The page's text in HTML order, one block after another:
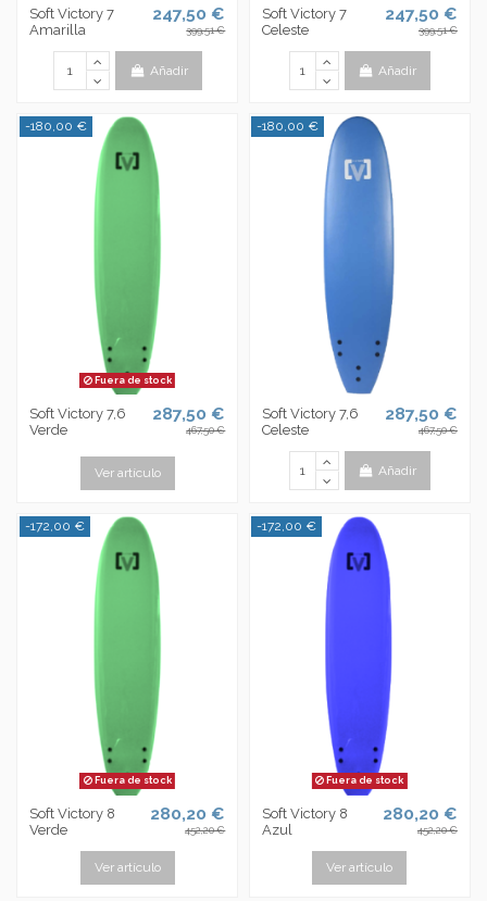
Soft Victory 7
Amarilla
247,50 €
399,51 €
Añadir
Soft Victory 7
Celeste
247,50 €
399,51 €
Añadir
-180,00 €
Fuera de stock
Soft Victory 7,6
Verde
287,50 €
467,50 €
Ver artículo
-180,00 €
Soft Victory 7,6
Celeste
287,50 €
467,50 €
Añadir
-172,00 €
Fuera de stock
Soft Victory 8
Verde
280,20 €
452,20 €
Ver artículo
-172,00 €
Fuera de stock
Soft Victory 8
Azul
280,20 €
452,20 €
Ver artículo